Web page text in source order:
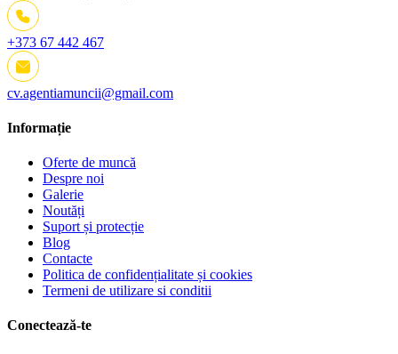
+373 67 442 467
cv.agentiamuncii@gmail.com
Informație
Oferte de muncă
Despre noi
Galerie
Noutăți
Suport și protecție
Blog
Contacte
Politica de confidențialitate și cookies
Termeni de utilizare si conditii
Conectează-te